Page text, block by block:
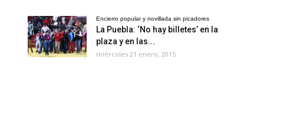
Encierro popular y novillada sin picadores
La Puebla: ‘No hay billetes’ en la
plaza y en las...
miércoles 21 enero, 2015